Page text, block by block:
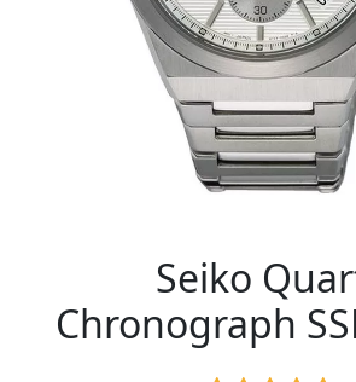
Seiko
Chronograph